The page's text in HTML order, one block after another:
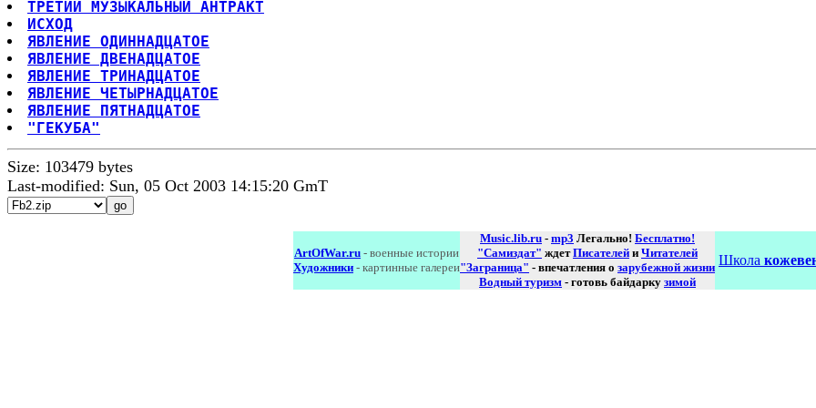
ТРЕТИЙ МУЗЫКАЛЬНЫЙ АНТРАКТ
ИСХОД
ЯВЛЕНИЕ ОДИННАДЦАТОЕ
ЯВЛЕНИЕ ДВЕНАДЦАТОЕ
ЯВЛЕНИЕ ТРИНАДЦАТОЕ
ЯВЛЕНИЕ ЧЕТЫРНАДЦАТОЕ
ЯВЛЕНИЕ ПЯТНАДЦАТОЕ
"ГЕКУБА"
Size: 103479 bytes
Last-modified: Sun, 05 Oct 2003 14:15:20 GmT
ArtOfWar.ru - военные истории
Художники - картинные галереи
Music.lib.ru - mp3 Легально! Бесплатно!
"Самиздат" ждетПисателей и Читателей
"Заграница" - впечатления о зарубежной жизни
Водный туризм - готовь байдарку зимой
Школа